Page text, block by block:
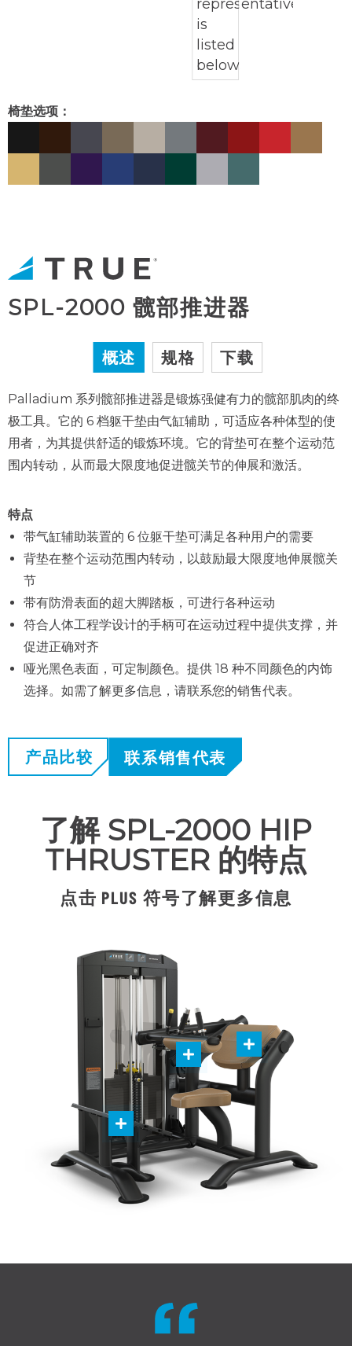
椅垫选项：
SPL-2000 髋部推进器
概述 规格 下载
Palladium 系列髋部推进器是锻炼强健有力的髋部肌肉的终
极工具。它的 6 档躯干垫由气缸辅助，可适应各种体型的使
用者，为其提供舒适的锻炼环境。它的背垫可在整个运动范
围内转动，从而最大限度地促进髋关节的伸展和激活。
特点
带气缸辅助装置的 6 位躯干垫可满足各种用户的需要
背垫在整个运动范围内转动，以鼓励最大限度地伸展髋关
节
带有防滑表面的超大脚踏板，可进行各种运动
符合人体工程学设计的手柄可在运动过程中提供支撑，并
促进正确对齐
哑光黑色表面，可定制颜色。提供 18 种不同颜色的内饰
选择。如需了解更多信息，请联系您的销售代表。
产品比较 联系销售代表
了解 SPL-2000 HIP
THRUSTER 的特点
点击 PLUS 符号了解更多信息